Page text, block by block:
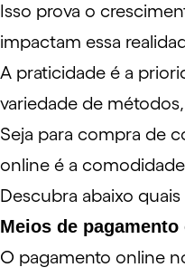
Isso prova o
impactam essa
A praticidade é a
variedade de
Seja para compra de
online é a
Descubra abaixo
Meios de
O pagamento online